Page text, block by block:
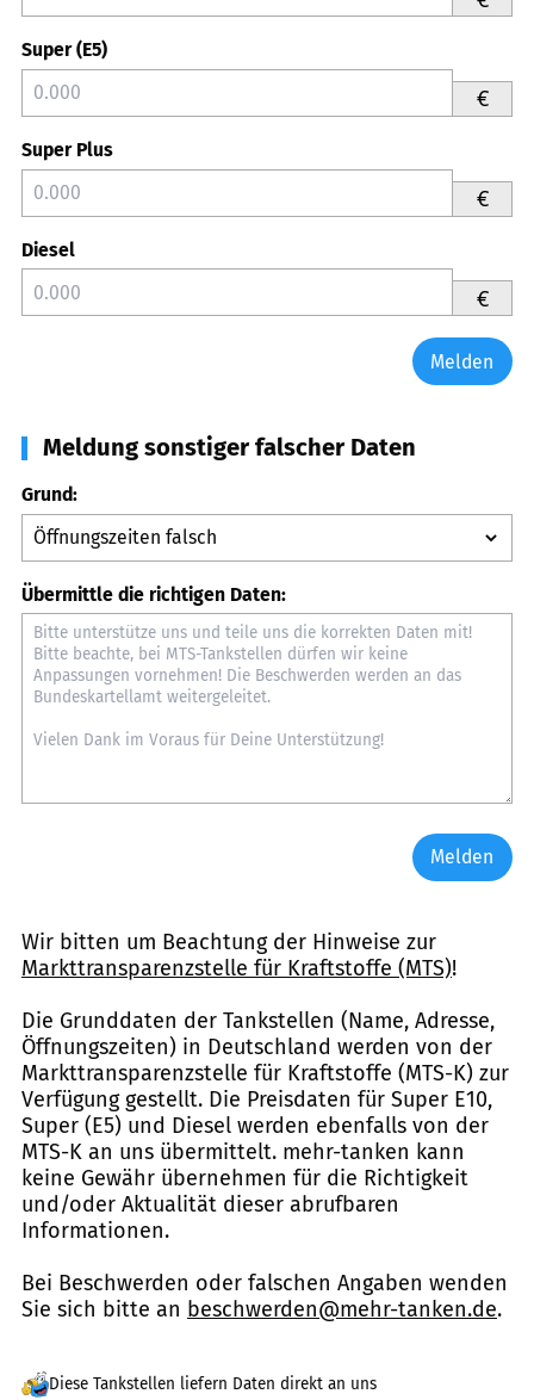
Super (E5)
€
Super Plus
€
Diesel
€
Melden
Meldung sonstiger falscher Daten
Grund:
Übermittle die richtigen Daten:
Melden
Wir bitten um Beachtung der Hinweise zur
Markttransparenzstelle für Kraftstoffe (MTS)!
Die Grunddaten der Tankstellen (Name, Adresse,
Öffnungszeiten) in Deutschland werden von der
Markttransparenzstelle für Kraftstoffe (MTS-K) zur
Verfügung gestellt. Die Preisdaten für Super E10,
Super (E5) und Diesel werden ebenfalls von der
MTS-K an uns übermittelt. mehr-tanken kann
keine Gewähr übernehmen für die Richtigkeit
und/oder Aktualität dieser abrufbaren
Informationen.
Bei Beschwerden oder falschen Angaben wenden
Sie sich bitte an beschwerden@mehr-tanken.de.
Diese Tankstellen liefern Daten direkt an uns